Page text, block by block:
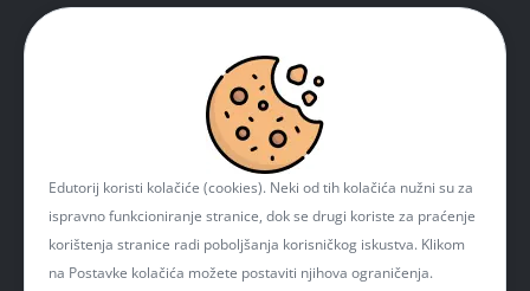
Edutorij koristi kolačiće (cookies). Neki od tih kolačića nužni su za
ispravno funkcioniranje stranice, dok se drugi koriste za praćenje
korištenja stranice radi poboljšanja korisničkog iskustva. Klikom
na Postavke kolačića možete postaviti njihova ograničenja.